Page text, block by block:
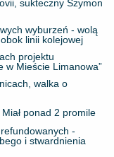
sukteczny Szymon
wyburzeń - wolą
linii kolejowej
projektu
w Mieście Limanowa”
walka o
ponad 2 promile
-
i stwardnienia